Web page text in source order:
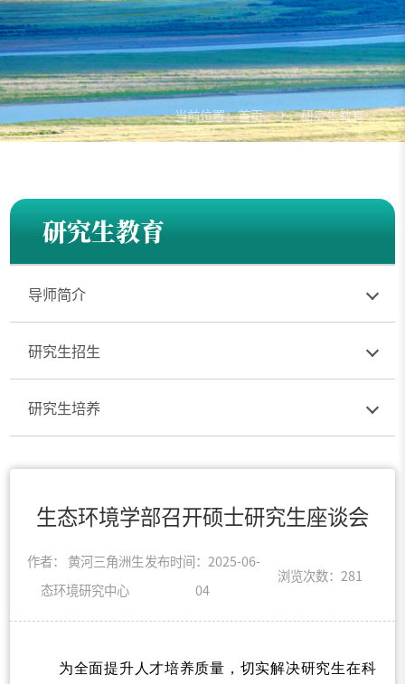
当前位置：首页 研究生教育
研究生教育
导师简介
研究生招生
研究生培养
生态环境学部召开硕士研究生座谈会
作者： 黄河三角洲生
态环境研究中心
发布时间：2025-06-
04
浏览次数： 281
为全面提升人才培养质量，切实解决研究生在科